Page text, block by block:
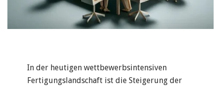
In der heutigen wettbewerbsintensiven
Fertigungslandschaft ist die Steigerung der